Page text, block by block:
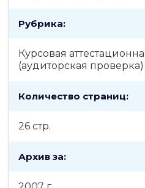
Рубрика:
Курсовая
(аудиторская проверка)
Количество страниц:
26 стр.
Архив за: